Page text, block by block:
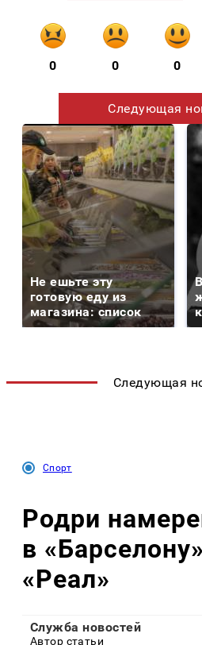
0 0 0
Следующая
Не ешьте эту
готовую еду из
магазина: список
Следующая
Спорт
Родри
в
«Реал»
Служба новостей
Автор статьи